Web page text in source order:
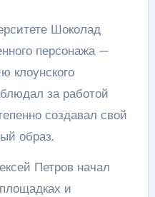
Шоколад
персонажа —
клоунского
за работой
создавал свой
образ.
Петров начал
и